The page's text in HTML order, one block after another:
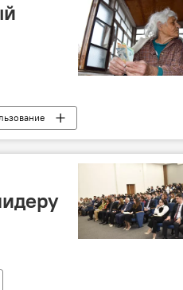
пенсия по возрасту